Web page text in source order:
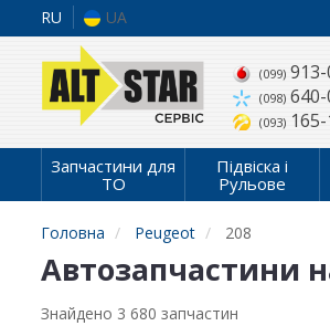
RU UA
(099)913-
(098)640-
(093)165-
Запчастини для
ТО
Підвіска і
Рульове
Головна Peugeot 208
Автозапчастини
Знайдено 3 680 запчастин